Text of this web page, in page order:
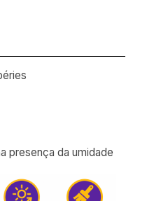
presença da umidade